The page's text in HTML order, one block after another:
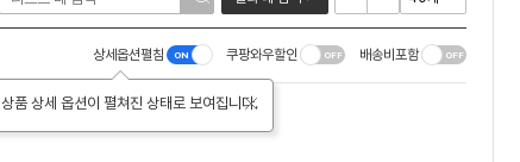
상세옵션펼침
상품 상세 옵션이 펼쳐진 상태로 보여집니다.
쿠팡와우할인 배송비포함